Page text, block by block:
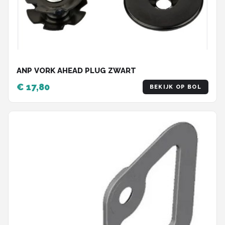
ANP VORK AHEAD PLUG ZWART
€ 17,80 BEKIJK OP BOL